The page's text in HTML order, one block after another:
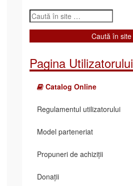
Pagina Utilizatorului
Catalog Online
Regulamentul utilizatorului
Model parteneriat
Propuneri de achiziții
Donații